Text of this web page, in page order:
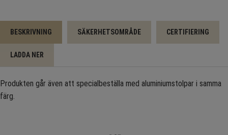
BESKRIVNING SÄKERHETSOMRÅDE CERTIFIERING
LADDA NER
Produkten går även att specialbeställa med aluminiumstolpar i samma
färg.